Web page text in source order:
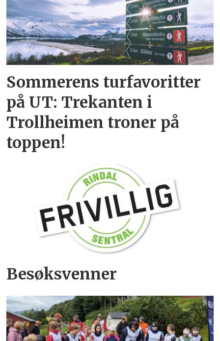
Sommerens turfavoritter
på UT: Trekanten i
Trollheimen troner på
toppen!
Besøksvenner